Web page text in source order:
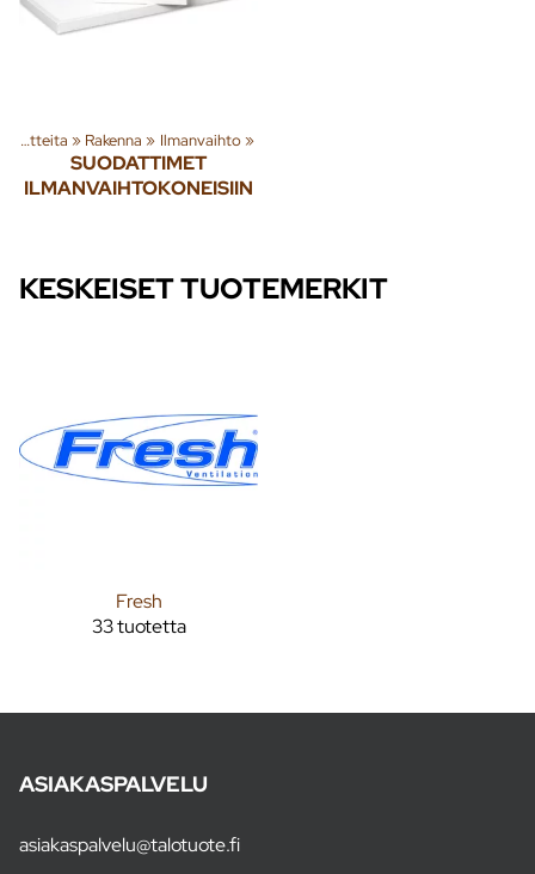
Tuoteryhmiä ja tuotteita ‪» Rakenna ‪» Ilmanvaihto‪»
SUODATTIMET
ILMANVAIHTOKONEISIIN
KESKEISET TUOTEMERKIT
Fresh
33 tuotetta
ASIAKASPALVELU
asiakaspalvelu@talotuote.fi